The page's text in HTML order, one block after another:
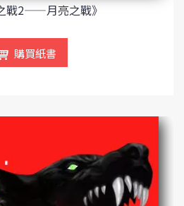
戰2——月亮之戰》
購買紙書